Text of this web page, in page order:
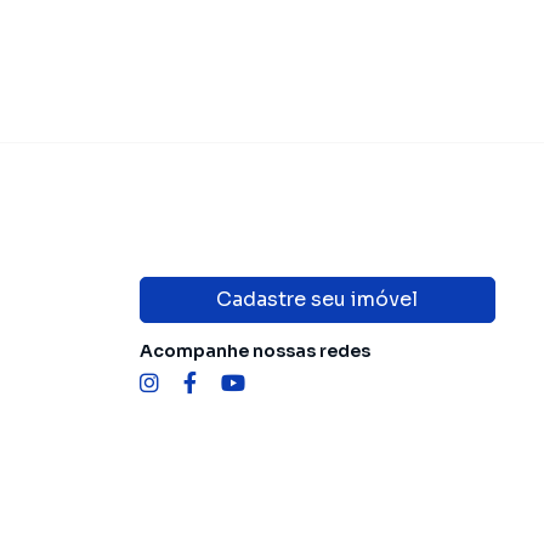
Cadastre seu imóvel
Acompanhe nossas redes